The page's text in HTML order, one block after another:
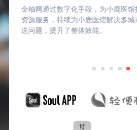
金柚网通过数字化手段，为小鹿医
资源服务，持续为小鹿医馆解决多
送问题，提升了整体效能。